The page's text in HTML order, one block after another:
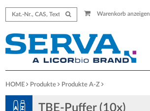
Warenkorb anzeigen
HOME Produkte Produkte A-Z
TBE-Puffer (10x)